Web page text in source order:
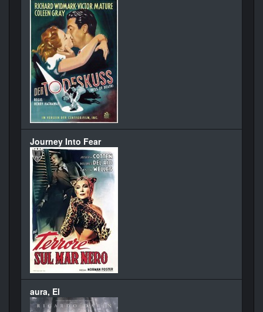
Journey Into Fear
aura, El